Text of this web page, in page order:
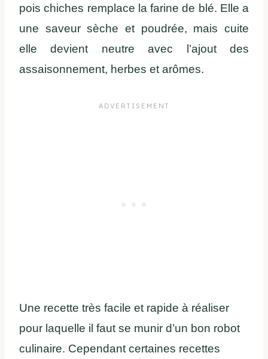
pois chiches remplace la farine de blé. Elle a
une saveur sèche et poudrée, mais cuite
elle devient neutre avec l’ajout des
assaisonnement, herbes et arômes.
Une recette très facile et rapide à réaliser
pour laquelle il faut se munir d’un bon robot
culinaire. Cependant certaines recettes